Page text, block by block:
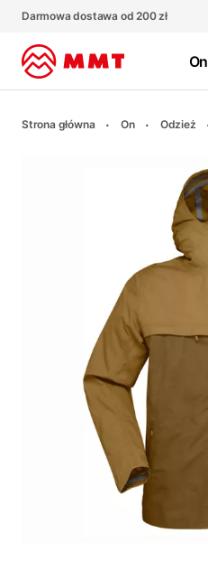
Darmowa dostawa od 200 zł
On
Strona główna On Odzież